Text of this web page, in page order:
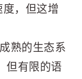
，但这增
熟的生态系
但有限的语